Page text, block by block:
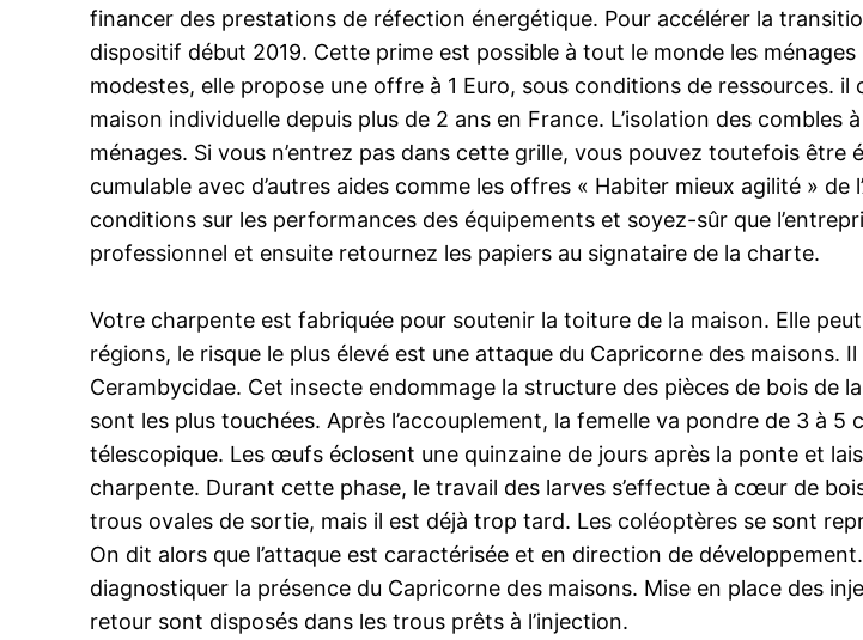
financer des prestations de réfection énergétique. Pour accélérer la
dispositif début 2019. Cette prime est possible à tout le monde les
modestes, elle propose une offre à 1 Euro, sous conditions de ressources.
maison individuelle depuis plus de 2 ans en France. L’isolation des combles
ménages. Si vous n’entrez pas dans cette grille, vous pouvez toutefois être
cumulable avec d’autres aides comme les offres « Habiter mieux agilité »
conditions sur les performances des équipements et soyez-sûr que
professionnel et ensuite retournez les papiers au signataire de la charte.
Votre charpente est fabriquée pour soutenir la toiture de la maison. Elle
régions, le risque le plus élevé est une attaque du Capricorne des maisons.
Cerambycidae. Cet insecte endommage la structure des pièces de bois de
sont les plus touchées. Après l’accouplement, la femelle va pondre de 3 à
télescopique. Les œufs éclosent une quinzaine de jours après la ponte et
charpente. Durant cette phase, le travail des larves s’effectue à cœur de
trous ovales de sortie, mais il est déjà trop tard. Les coléoptères se sont
On dit alors que l’attaque est caractérisée et en direction de
diagnostiquer la présence du Capricorne des maisons. Mise en place des
retour sont disposés dans les trous prêts à l’injection.